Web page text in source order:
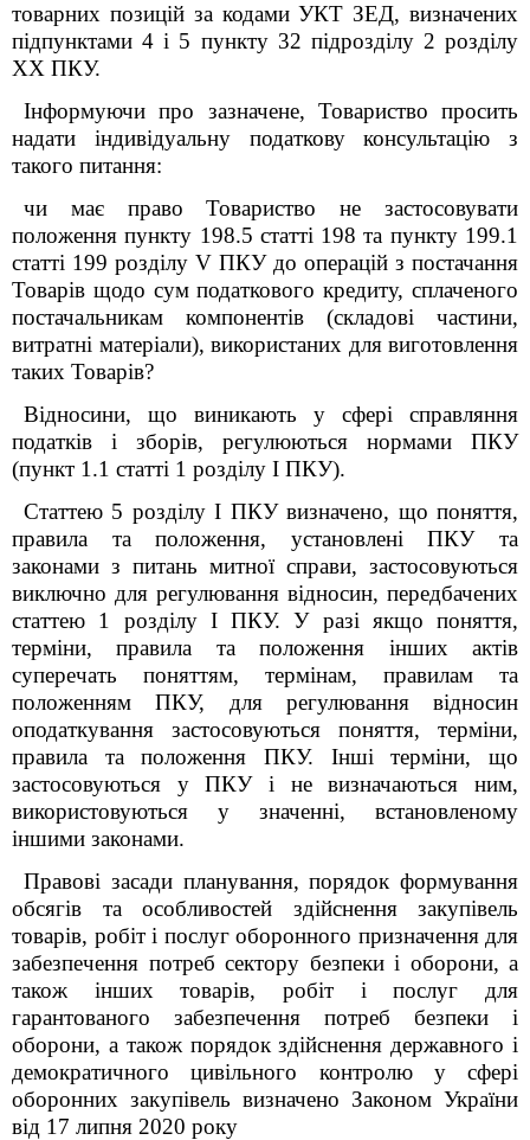
товарних позицій за кодами УКТ ЗЕД, визначених
підпунктами 4 і 5 пункту 32 підрозділу 2 розділу
XX ПКУ.
Інформуючи про зазначене, Товариство просить
надати індивідуальну податкову консультацію з
такого питання:
чи має право Товариство не застосовувати
положення пункту 198.5 статті 198 та пункту 199.1
статті 199 розділу V ПКУ до операцій з постачання
Товарів щодо сум податкового кредиту, сплаченого
постачальникам компонентів (складові частини,
витратні матеріали), використаних для виготовлення
таких Товарів?
Відносини, що виникають у сфері справляння
податків і зборів, регулюються нормами ПКУ
(пункт 1.1 статті 1 розділу I ПКУ).
Статтею 5 розділу І ПКУ визначено, що поняття,
правила та положення, установлені ПКУ та
законами з питань митної справи, застосовуються
виключно для регулювання відносин, передбачених
статтею 1 розділу І ПКУ. У разі якщо поняття,
терміни, правила та положення інших актів
суперечать поняттям, термінам, правилам та
положенням ПКУ, для регулювання відносин
оподаткування застосовуються поняття, терміни,
правила та положення ПКУ. Інші терміни, що
застосовуються у ПКУ і не визначаються ним,
використовуються у значенні, встановленому
іншими законами.
Правові засади планування, порядок формування
обсягів та особливостей здійснення закупівель
товарів, робіт і послуг оборонного призначення для
забезпечення потреб сектору безпеки і оборони, а
також інших товарів, робіт і послуг для
гарантованого забезпечення потреб безпеки і
оборони, а також порядок здійснення державного і
демократичного цивільного контролю у сфері
оборонних закупівель визначено Законом України
від 17 липня 2020 року